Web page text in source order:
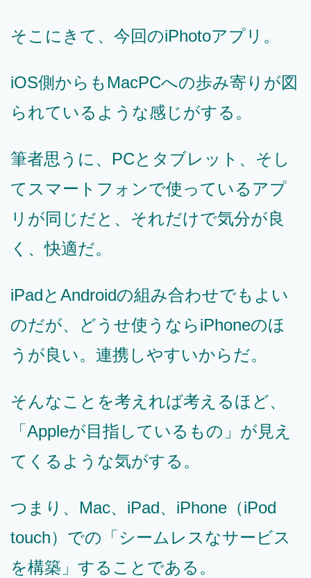
そこにきて、今回のiPhotoアプリ。
iOS側からもMacPCへの歩み寄りが図
られているような感じがする。
筆者思うに、PCとタブレット、そし
てスマートフォンで使っているアプ
リが同じだと、それだけで気分が良
く、快適だ。
iPadとAndroidの組み合わせでもよい
のだが、どうせ使うならiPhoneのほ
うが良い。連携しやすいからだ。
そんなことを考えれば考えるほど、
「Appleが目指しているもの」が見え
てくるような気がする。
つまり、Mac、iPad、iPhone（iPod
touch）での「シームレスなサービス
を構築」することである。